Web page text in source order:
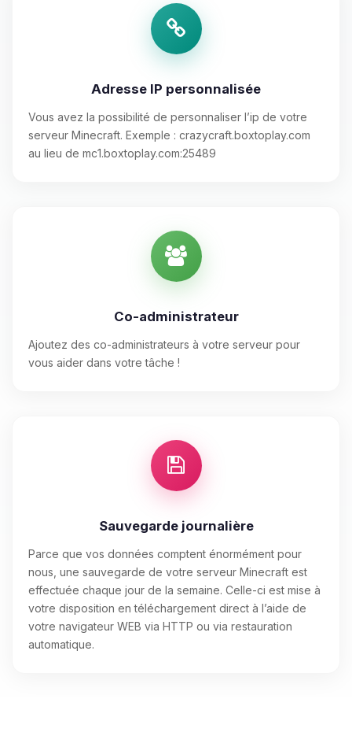
Adresse IP personnalisée
Vous avez la possibilité de personnaliser l’ip de votre
serveur Minecraft. Exemple : crazycraft.boxtoplay.com
au lieu de mc1.boxtoplay.com:25489
Co-administrateur
Ajoutez des co-administrateurs à votre serveur pour
vous aider dans votre tâche !
Sauvegarde journalière
Parce que vos données comptent énormément pour
nous, une sauvegarde de votre serveur Minecraft est
effectuée chaque jour de la semaine. Celle-ci est mise à
votre disposition en téléchargement direct à l’aide de
votre navigateur WEB via HTTP ou via restauration
automatique.